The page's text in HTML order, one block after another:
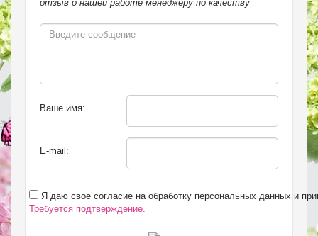
отзыв о нашей работе менеджеру по качеству
Ваше имя:
E-mail:
Я даю свое согласие на обработку персональных данных и
Требуется подтверждение.